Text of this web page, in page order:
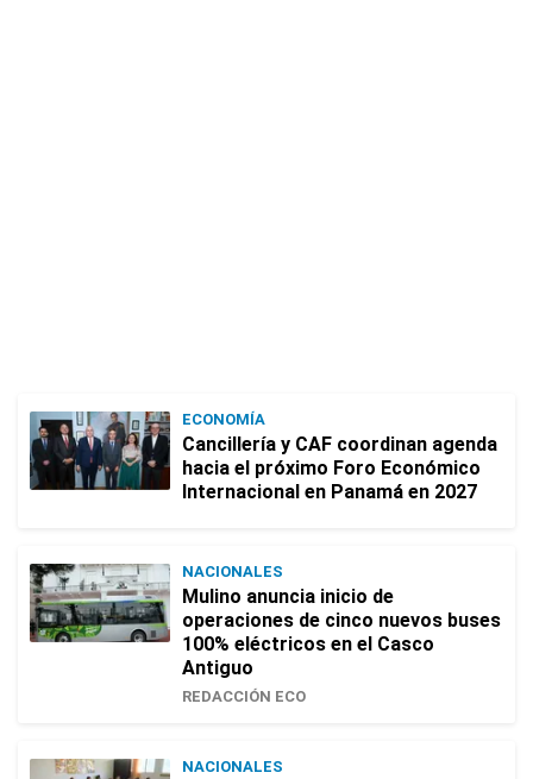
ECONOMÍA
Cancillería y CAF coordinan agenda
hacia el próximo Foro Económico
Internacional en Panamá en 2027
NACIONALES
Mulino anuncia inicio de
operaciones de cinco nuevos buses
100% eléctricos en el Casco
Antiguo
REDACCIÓN ECO
NACIONALES